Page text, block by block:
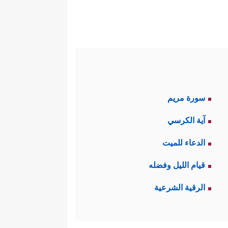
إِلَّاۤ أَسَـٰطِیرُ ٱلۡأَوَّلِینَ﴾
أنْ يدَّعي في هذه الجمادات
الدقيق.
لما عندهم مِن سلطةٍ ومتاعٍ؛
سورة مريم
آية الكرسي
الدعاء للميت
قيام الليل وفضله
الرقية الشرعية